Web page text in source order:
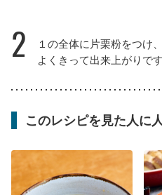
2
１の全体に片栗粉をつけ
よくきって出来上がりです
このレシピを見た人に